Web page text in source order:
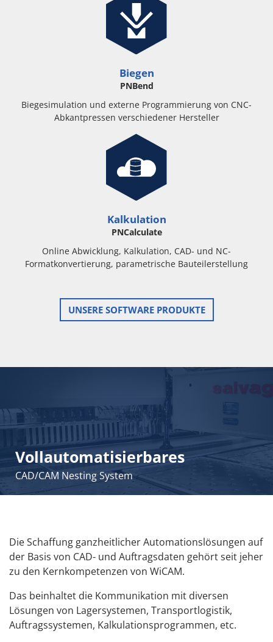
Biegen
PNBend
Biegesimulation und externe Programmierung von CNC-
Abkantpressen verschiedener Hersteller
Kalkulation
PNCalculate
Online Abwicklung, Kalkulation, CAD- und NC-
Formatkonvertierung, parametrische Bauteilerstellung
UNSERE SOFTWARE PRODUKTE
Vollautomatisierbares
CAD/CAM Nesting System
Die Schaffung ganzheitlicher Automationslösungen auf
der Basis von CAD- und Auftragsdaten gehört seit jeher
zu den Kernkompetenzen von WiCAM.
Das beinhaltet die Kommunikation mit diversen
Lösungen von Lagersystemen, Transportlogistik,
Auftragssystemen, Kalkulationsprogrammen, etc.